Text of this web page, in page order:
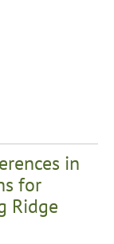
in
for
Ridge